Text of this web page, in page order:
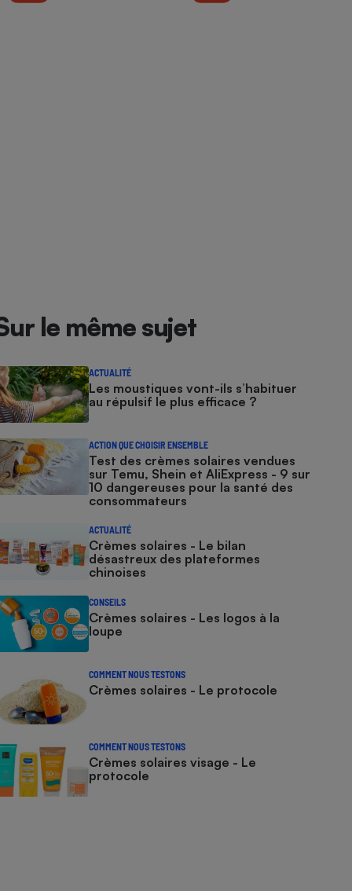
le même sujet
ACTUALITÉ
Les moustiques vont-ils s’habituer
au répulsif le plus efficace ?
ACTION QUE CHOISIR ENSEMBLE
Test des crèmes solaires vendues
sur Temu, Shein et AliExpress - 9 sur
10 dangereuses pour la santé des
consommateurs
ACTUALITÉ
Crèmes solaires - Le bilan
désastreux des plateformes
chinoises
CONSEILS
Crèmes solaires - Les logos à la
loupe
COMMENT NOUS TESTONS
Crèmes solaires - Le protocole
COMMENT NOUS TESTONS
Crèmes solaires visage - Le
protocole